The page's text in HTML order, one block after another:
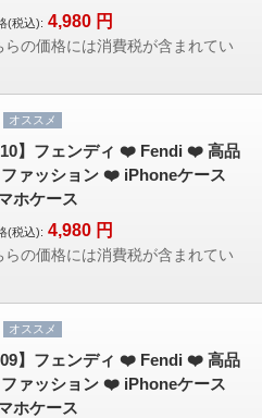
(税込): 4,980 円
の価格には消費税が含まれてい
オススメ
】フェンディ ❤️ Fendi ❤️ 高品
ァッション ❤️ iPhoneケース
ホケース
(税込): 4,980 円
の価格には消費税が含まれてい
オススメ
】フェンディ ❤️ Fendi ❤️ 高品
ァッション ❤️ iPhoneケース
ホケース